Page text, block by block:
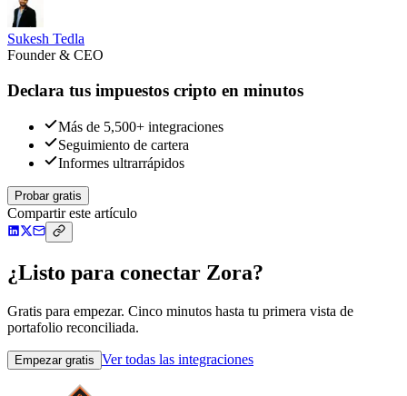
Sukesh Tedla
Founder & CEO
Declara tus impuestos cripto en minutos
Más de 5,500+ integraciones
Seguimiento de cartera
Informes ultrarrápidos
Probar gratis
Compartir este artículo
¿Listo para conectar Zora?
Gratis para empezar. Cinco minutos hasta tu primera vista de
portafolio reconciliada.
Empezar gratis Ver todas las integraciones